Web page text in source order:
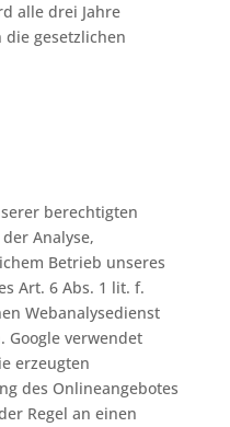
alle drei Jahre
gesetzlichen
berechtigten
Analyse,
Betrieb unseres
Art. 6 Abs. 1 lit. f.
Webanalysedienst
Google verwendet
erzeugten
des Onlineangebotes
Regel an einen